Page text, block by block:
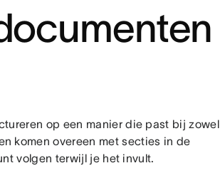
op een manier die past bij zowel
komen overeen met secties in de
volgen terwijl je het invult.